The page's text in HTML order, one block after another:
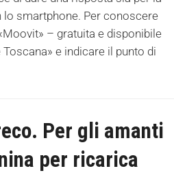
smartphone. Per conoscere
– gratuita e disponibile
e indicare il punto di
Per gli amanti
per ricarica